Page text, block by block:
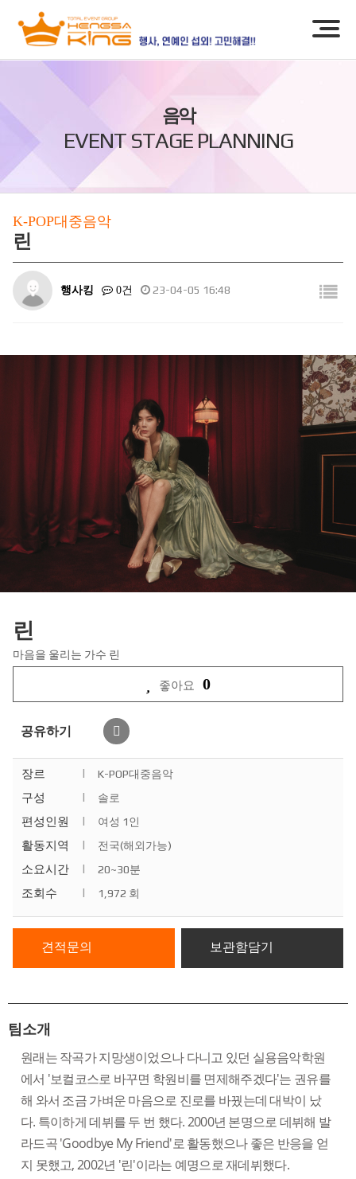
음악
EVENT STAGE PLANNING
K-POP대중음악
린
행사킹 0건 23-04-05 16:48
린
마음을 울리는 가수 린
좋아요 0
공유하기
장르 | K-POP대중음악
구성 | 솔로
편성인원 | 여성 1인
활동지역 | 전국(해외가능)
소요시간 | 20~30분
조회수 | 1,972 회
견적문의 보관함담기
팀소개
원래는 작곡가 지망생이었으나 다니고 있던 실용음악학원
에서 '보컬코스로 바꾸면 학원비를 면제해주겠다'는 권유를
해 와서 조금 가벼운 마음으로 진로를 바꿨는데 대박이 났
다. 특이하게 데뷔를 두 번 했다. 2000년 본명으로 데뷔해 발
라드곡 'Goodbye My Friend'로 활동했으나 좋은 반응을 얻
지 못했고, 2002년 '린'이라는 예명으로 재데뷔했다.